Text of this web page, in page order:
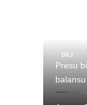
DILI
Presu